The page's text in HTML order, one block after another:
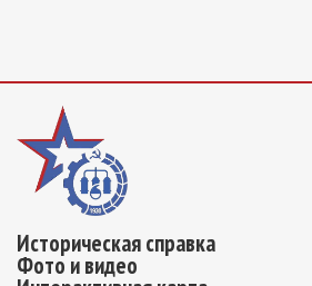
Историческая справка
Фото и видео